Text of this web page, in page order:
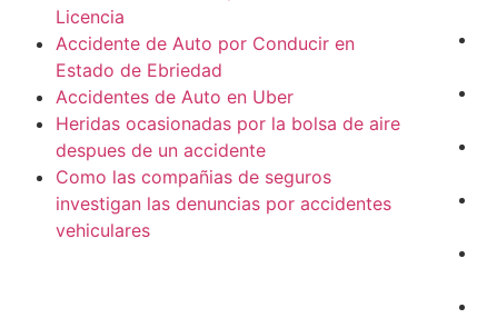
Licencia
Accidente de Auto por Conducir en
Estado de Ebriedad
Accidentes de Auto en Uber
Heridas ocasionadas por la bolsa de aire
despues de un accidente
Como las compañias de seguros
investigan las denuncias por accidentes
vehiculares